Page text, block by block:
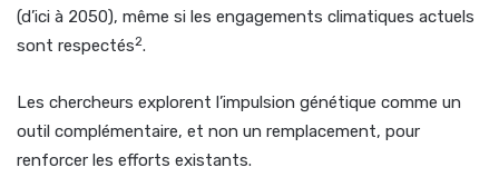
(d’ici à 2050), même si les engagements climatiques actuels
sont respectés2.
Les chercheurs explorent l’impulsion génétique comme un
outil complémentaire, et non un remplacement, pour
renforcer les efforts existants.